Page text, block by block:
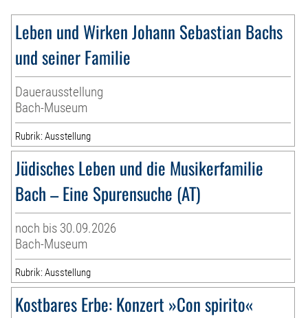
Leben und Wirken Johann Sebastian Bachs
und seiner Familie
Dauerausstellung
Bach-Museum
Rubrik: Ausstellung
Jüdisches Leben und die Musikerfamilie
Bach – Eine Spurensuche (AT)
noch bis 30.09.2026
Bach-Museum
Rubrik: Ausstellung
Kostbares Erbe: Konzert »Con spirito«